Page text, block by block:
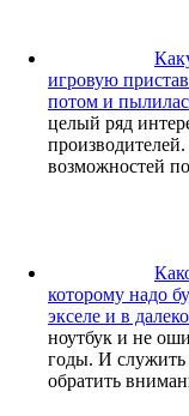
игровую
потом и
целый ряд
возможностей
которому надо
экселе и в
ноутбук и не
годы. И служить
обратить